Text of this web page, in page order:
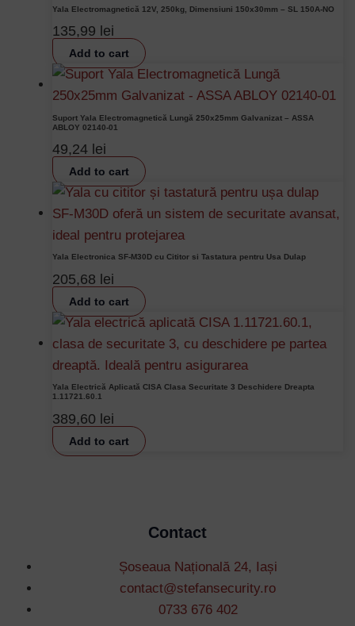
Yala Electromagnetică 12V, 250kg, Dimensiuni 150x30mm – SL 150A-NO
135,99 lei
Add to cart
Suport Yala Electromagnetică Lungă 250x25mm Galvanizat – ASSA
ABLOY 02140-01
49,24 lei
Add to cart
Yala Electronica SF-M30D cu Cititor si Tastatura pentru Usa Dulap
205,68 lei
Add to cart
Yala Electrică Aplicată CISA Clasa Securitate 3 Deschidere Dreapta
1.11721.60.1
389,60 lei
Add to cart
Contact
Șoseaua Națională 24, Iași
contact@stefansecurity.ro
0733 676 402